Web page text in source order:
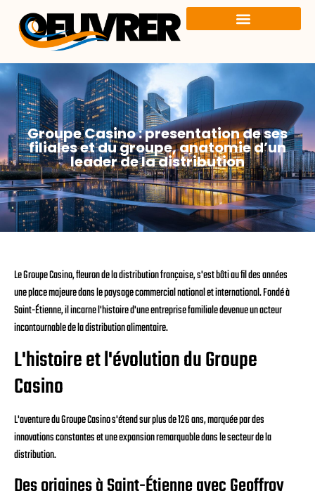
Groupe Casino : presentation de ses
filiales et du groupe, anatomie d’un
leader de la distribution
Le Groupe Casino, fleuron de la distribution française, s'est bâti au fil des années
une place majeure dans le paysage commercial national et international. Fondé à
Saint-Étienne, il incarne l'histoire d'une entreprise familiale devenue un acteur
incontournable de la distribution alimentaire.
L'histoire et l'évolution du Groupe
Casino
L'aventure du Groupe Casino s'étend sur plus de 126 ans, marquée par des
innovations constantes et une expansion remarquable dans le secteur de la
distribution.